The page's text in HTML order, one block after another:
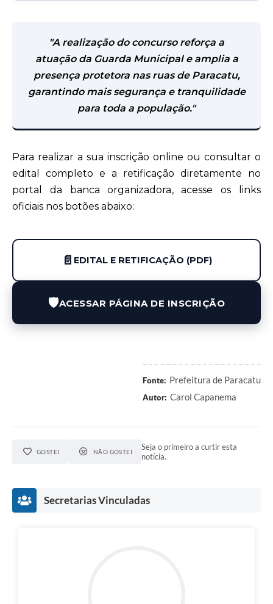
"A realização do concurso reforça a
atuação da Guarda Municipal e amplia a
presença protetora nas ruas de Paracatu,
garantindo mais segurança e tranquilidade
para toda a população."
Para realizar a sua inscrição online ou consultar o
edital completo e a retificação diretamente no
portal da banca organizadora, acesse os links
oficiais nos botões abaixo:
📄 EDITAL E RETIFICAÇÃO (PDF)
🛡️ACESSAR PÁGINA DE INSCRIÇÃO
Fonte: Prefeitura de Paracatu
Autor: Carol Capanema
GOSTEI NÃO GOSTEI
Seja o primeiro a curtir esta
notícia.
Secretarias Vinculadas